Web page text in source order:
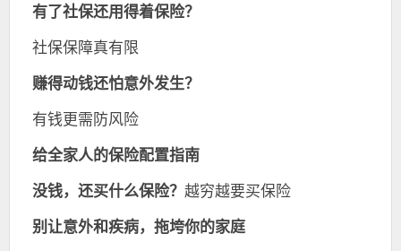
有了社保还用得着保险？
社保保障真有限
赚得动钱还怕意外发生？
有钱更需防风险
给全家人的保险配置指南
没钱，还买什么保险？ 越穷越要买保险
别让意外和疾病，拖垮你的家庭